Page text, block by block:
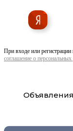
При входе или
соглашение о
Объявления